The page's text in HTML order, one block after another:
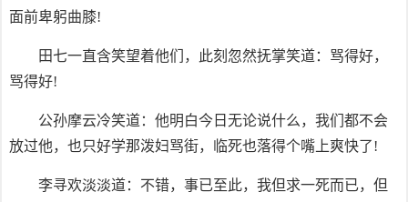
面前卑躬曲膝!
田七一直含笑望着他们，此刻忽然抚掌笑道：骂得好，
骂得好!
公孙摩云冷笑道：他明白今日无论说什么，我们都不会
放过他，也只好学那泼妇骂街，临死也落得个嘴上爽快了!
李寻欢淡淡道：不错，事已至此，我但求一死而已，但